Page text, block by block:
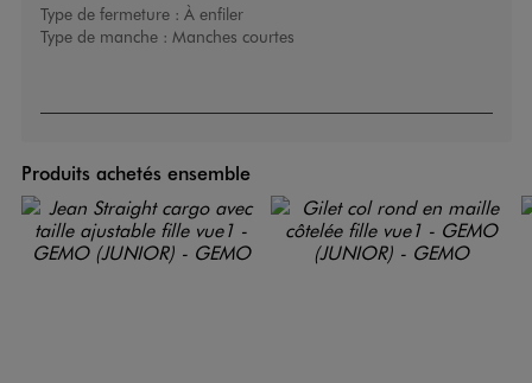
Type de fermeture : À enfiler
Type de manche : Manches courtes
Produits achetés ensemble